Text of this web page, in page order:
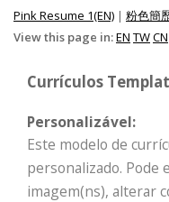
Pink Resume 1(EN) | 粉色簡
View this page in:EN TWCN
Currículos
Personalizável:
Este modelo de
personalizado.
imagem(ns), alterar